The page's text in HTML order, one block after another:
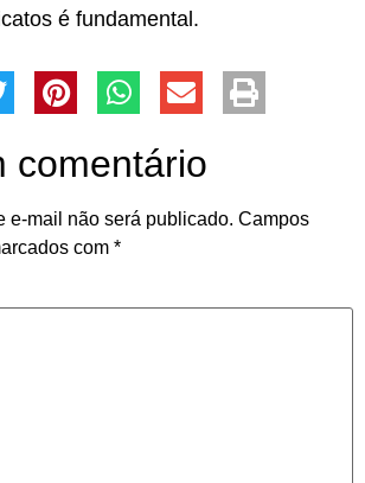
é fundamental.
comentário
e-mail não será publicado. Campos
com *